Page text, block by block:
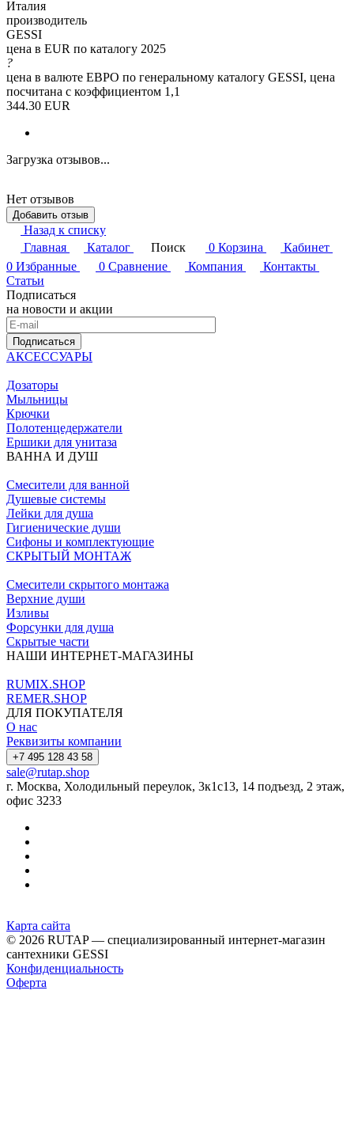
Италия
производитель
GESSI
цена в EUR по каталогу 2025
?
цена в валюте ЕВРО по генеральному каталогу GESSI, цена
посчитана с коэффициентом 1,1
344.30 EUR
Загрузка отзывов...
Нет отзывов
Добавить отзыв
Назад к списку
Главная
Каталог Поиск 0 Корзина
Кабинет
0 Избранные 0 Сравнение Компания
Контакты
Статьи
Подписаться
на новости и акции
Подписаться
АКСЕССУАРЫ
Дозаторы
Мыльницы
Крючки
Полотенцедержатели
Ершики для унитаза
ВАННА И ДУШ
Смесители для ванной
Душевые системы
Лейки для душа
Гигиенические души
Сифоны и комплектующие
СКРЫТЫЙ МОНТАЖ
Смесители скрытого монтажа
Верхние души
Изливы
Форсунки для душа
Скрытые части
НАШИ ИНТЕРНЕТ-МАГАЗИНЫ
RUMIX.SHOP
REMER.SHOP
ДЛЯ ПОКУПАТЕЛЯ
О нас
Реквизиты компании
+7 495 128 43 58
sale@rutap.shop
г. Москва, Холодильный переулок, 3к1с13, 14 подъезд, 2 этаж,
офис 3233
Карта сайта
© 2026 RUTAP — специализированный интернет-магазин
сантехники GESSI
Конфиденциальность
Оферта